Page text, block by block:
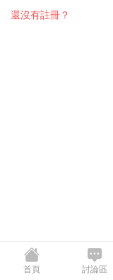
還沒有註冊？
首頁 討論區